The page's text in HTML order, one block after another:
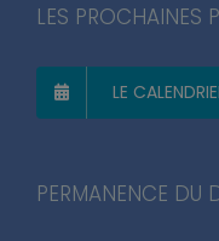
LES PROCHAINES
LE
PERMANENCE DU